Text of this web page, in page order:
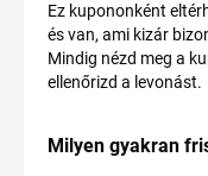
Ez kupononként
és van, ami kizár
Mindig nézd meg a
ellenőrizd a levonást.
Milyen gyakran